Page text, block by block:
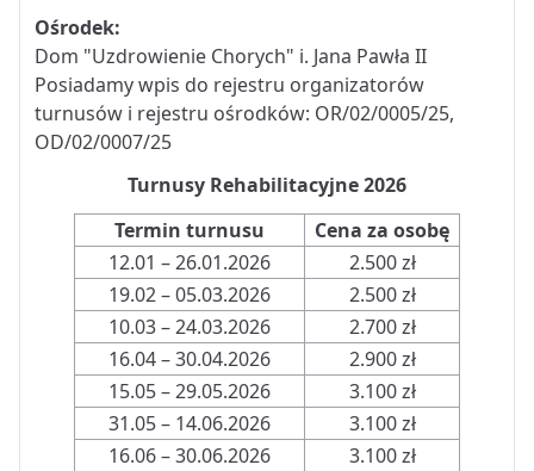
Ośrodek:
Dom "Uzdrowienie Chorych" i. Jana Pawła II
Posiadamy wpis do rejestru organizatorów
turnusów i rejestru ośrodków: OR/02/0005/25,
OD/02/0007/25
Turnusy Rehabilitacyjne 2026
Termin turnusu
Cena za osobę
12.01 – 26.01.2026
2.500 zł
19.02 – 05.03.2026
2.500 zł
10.03 – 24.03.2026
2.700 zł
16.04 – 30.04.2026
2.900 zł
15.05 – 29.05.2026
3.100 zł
31.05 – 14.06.2026
3.100 zł
16.06 – 30.06.2026
3.100 zł